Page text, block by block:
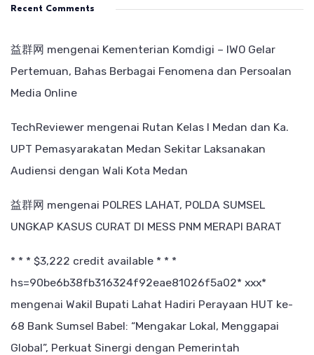
Recent Comments
益群网 mengenai Kementerian Komdigi – IWO Gelar
Pertemuan, Bahas Berbagai Fenomena dan Persoalan
Media Online
TechReviewer mengenai Rutan Kelas I Medan dan Ka.
UPT Pemasyarakatan Medan Sekitar Laksanakan
Audiensi dengan Wali Kota Medan
益群网 mengenai POLRES LAHAT, POLDA SUMSEL
UNGKAP KASUS CURAT DI MESS PNM MERAPI BARAT
* * * $3,222 credit available * * *
hs=90be6b38fb316324f92eae81026f5a02* ххх*
mengenai Wakil Bupati Lahat Hadiri Perayaan HUT ke-
68 Bank Sumsel Babel: “Mengakar Lokal, Menggapai
Global”, Perkuat Sinergi dengan Pemerintah